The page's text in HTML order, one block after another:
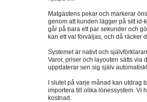
Matgästens pekar och markerar
genom att kunden lägger på sitt id-
går på bara ett par sekunder och
kan ett val förväljas, och då räcker
Systemet är nativt och
Varor, priser och layouten sätts via
uppdaterar sen sig själv
I slutet på varje månad kan utdrag
importera till olika lönessystem. Vi
kostnad.